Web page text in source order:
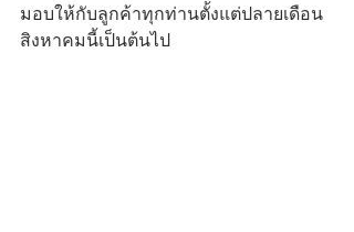
มอบให้กับลูกค้าทุกท่านตั้งแต่ปลายเดือน
สิงหาคมนี้เป็นต้นไป